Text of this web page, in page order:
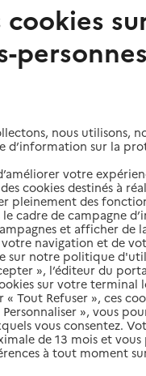
domicile
autour de
nous utilisons,
d’information sur la
votre
cookies destinés à
pleinement des
le cadre de campagne
et afficher de
navigation et de
sur notre politique
», l’éditeur du
sur votre terminal
Tout Refuser », ces
», vous
vous consentez.
de 13 mois et
à tout moment